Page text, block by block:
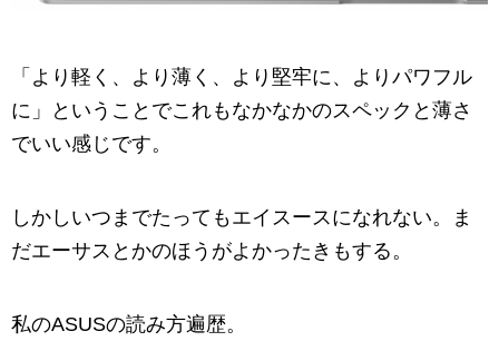
「より軽く、より薄く、より堅牢に、よりパワフル
に」ということでこれもなかなかのスペックと薄さ
でいい感じです。
しかしいつまでたってもエイスースになれない。ま
だエーサスとかのほうがよかったきもする。
私のASUSの読み方遍歴。